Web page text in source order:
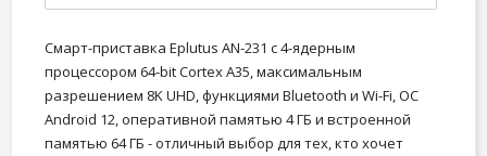
Смарт-приставка Eplutus AN-231 с 4-ядерным
процессором 64-bit Cortex A35, максимальным
разрешением 8K UHD, функциями Bluetooth и Wi-Fi, ОС
Android 12, оперативной памятью 4 ГБ и встроенной
памятью 64 ГБ - отличный выбор для тех, кто хочет